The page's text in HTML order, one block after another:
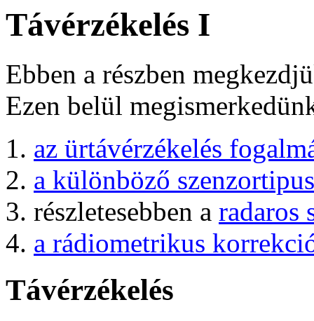
Távérzékelés I
Ebben a részben
Ezen belül
az ürtávérzékelés
a különböző
részletesebben a radaros
a rádiometrikus
Távérzékelés